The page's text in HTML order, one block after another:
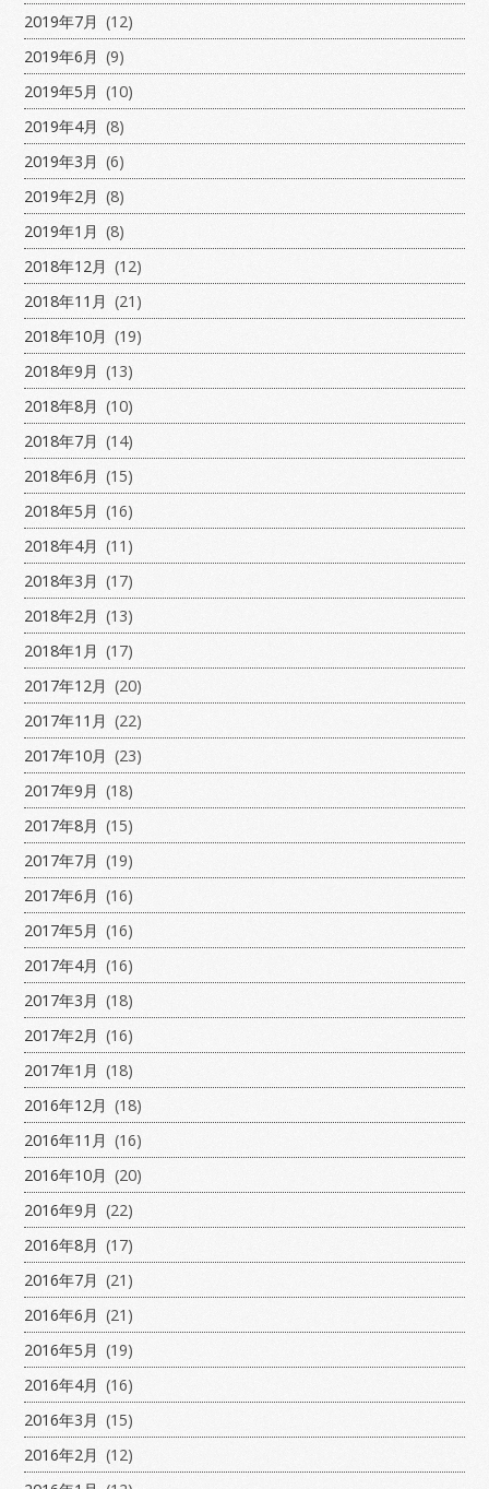
2019年7月 (12)
2019年6月 (9)
2019年5月 (10)
2019年4月 (8)
2019年3月 (6)
2019年2月 (8)
2019年1月 (8)
2018年12月 (12)
2018年11月 (21)
2018年10月 (19)
2018年9月 (13)
2018年8月 (10)
2018年7月 (14)
2018年6月 (15)
2018年5月 (16)
2018年4月 (11)
2018年3月 (17)
2018年2月 (13)
2018年1月 (17)
2017年12月 (20)
2017年11月 (22)
2017年10月 (23)
2017年9月 (18)
2017年8月 (15)
2017年7月 (19)
2017年6月 (16)
2017年5月 (16)
2017年4月 (16)
2017年3月 (18)
2017年2月 (16)
2017年1月 (18)
2016年12月 (18)
2016年11月 (16)
2016年10月 (20)
2016年9月 (22)
2016年8月 (17)
2016年7月 (21)
2016年6月 (21)
2016年5月 (19)
2016年4月 (16)
2016年3月 (15)
2016年2月 (12)